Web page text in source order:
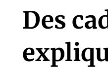
Des